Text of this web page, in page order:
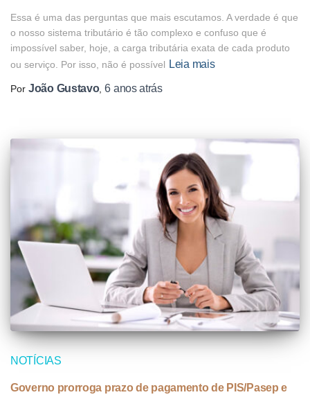
Essa é uma das perguntas que mais escutamos. A verdade é que
o nosso sistema tributário é tão complexo e confuso que é
impossível saber, hoje, a carga tributária exata de cada produto
ou serviço. Por isso, não é possível Leia mais
Por João Gustavo,6 anosatrás
NOTÍCIAS
Governo prorroga prazo de pagamento de PIS/Pasep e